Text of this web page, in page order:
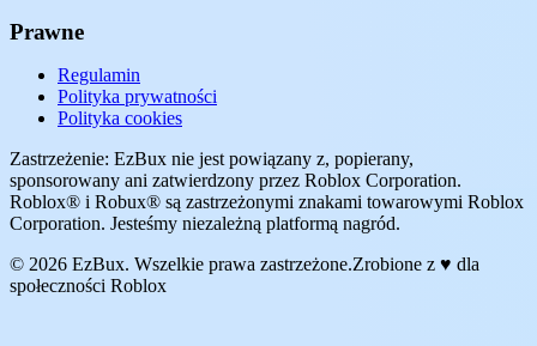
Prawne
Regulamin
Polityka prywatności
Polityka cookies
Zastrzeżenie: EzBux nie jest powiązany z, popierany,
sponsorowany ani zatwierdzony przez Roblox Corporation.
Roblox® i Robux® są zastrzeżonymi znakami towarowymi Roblox
Corporation. Jesteśmy niezależną platformą nagród.
© 2026 EzBux. Wszelkie prawa zastrzeżone.Zrobione z ♥ dla
społeczności Roblox